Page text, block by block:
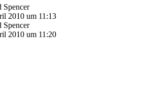
Spencer
2010 um 11:13
Spencer
2010 um 11:20